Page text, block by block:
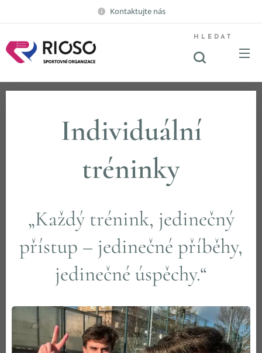
Kontaktujte nás
HLEDAT
Individuální
tréninky
„Každý trénink, jedinečný
přístup – jedinečné příběhy,
jedinečné úspěchy.“